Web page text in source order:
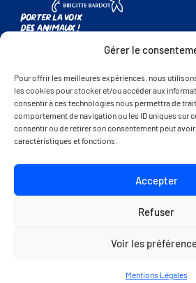
Gérer le
Pour offrir les meilleures expériences, nous
les cookies pour stocker et/ou accéder aux
consentir à ces technologies nous permettra de
comportement de navigation ou les ID uniques sur
consentir ou de retirer son consentement peut
caractéristiques et fonctions.
Accepter
Refuser
Voir les
Mentions Légales
Porter la voix
des animaux !
Présentation de la FBB
Nos combats
Nos refuges
Nous rejoindre
© 2025 Fondation Brigitte Bardot - Tous